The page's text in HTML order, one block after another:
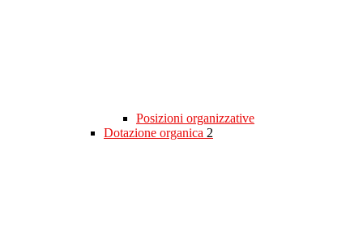
Posizioni organizzative
Dotazione organica 2